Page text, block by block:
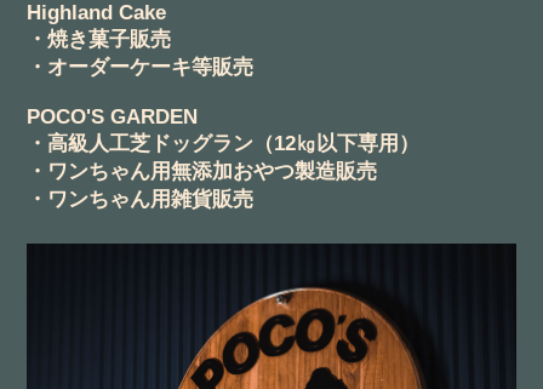
Highland Cake
・焼き菓子販売
・オーダーケーキ等販売
POCO'S GARDEN
・高級人工芝ドッグラン（12㎏以下専用）
・ワンちゃん用無添加おやつ製造販売
・ワンちゃん用雑貨販売